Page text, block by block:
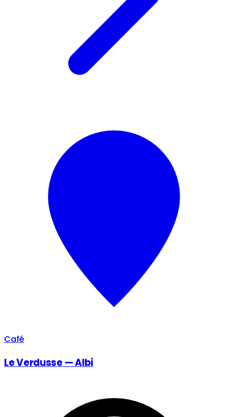
Café
Le Verdusse — Albi